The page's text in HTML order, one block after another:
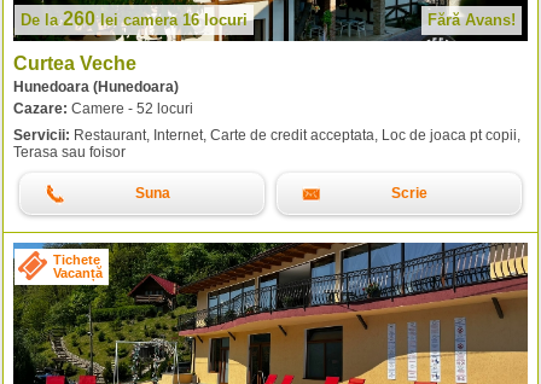
De la260leicamera 16 locuri Fără Avans!
Curtea Veche
Hunedoara (Hunedoara)
Cazare: Camere - 52 locuri
Servicii: Restaurant, Internet, Carte de credit acceptata, Loc de joaca pt copii,
Terasa sau foisor
Suna Scrie
Tichete
Vacanță